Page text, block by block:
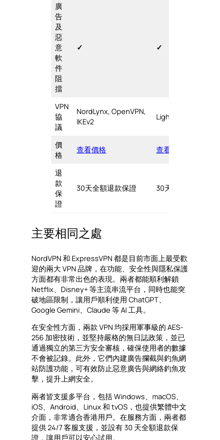
廣
告
及
惡
意
軟
件
阻
擋
✓ ✓
VPN
協
議
NordLynx, OpenVPN,
IKEv2
Lightway,
價
格
查看價格 查看價格
退
款
保
證
30天全額退款保證 30天全額退款保證
主要相同之處
NordVPN 和 ExpressVPN 都是目前市面上最受歡
迎的兩大 VPN 品牌，在功能、安全性與隱私保護
方面都有非常出色的表現。兩者都能順利解鎖
Netflix、Disney+ 等主流串流平台，同時也能突
破地區限制，讓用戶順利使用 ChatGPT、
Google Gemini、Claude 等 AI 工具。
在安全性方面，兩款 VPN 均採用軍事級的 AES-
256 加密技術，並堅持嚴格的無日誌政策，並已
通過獨立的第三方安全審核，確保使用者的數據
不會被記錄。此外，它們內建廣告攔截與釣魚網
站防護功能，可有效防止惡意廣告與網絡釣魚攻
擊，提升上網安全。
兩者皆支援多平台，包括 Windows、macOS、
iOS、Android、Linux 和 tvOS，也提供繁體中文
介面，非常適合香港用戶。在服務方面，兩者都
提供 24/7 客服支援，並設有 30 天全額退款保
證，讓用戶可以安心試用。